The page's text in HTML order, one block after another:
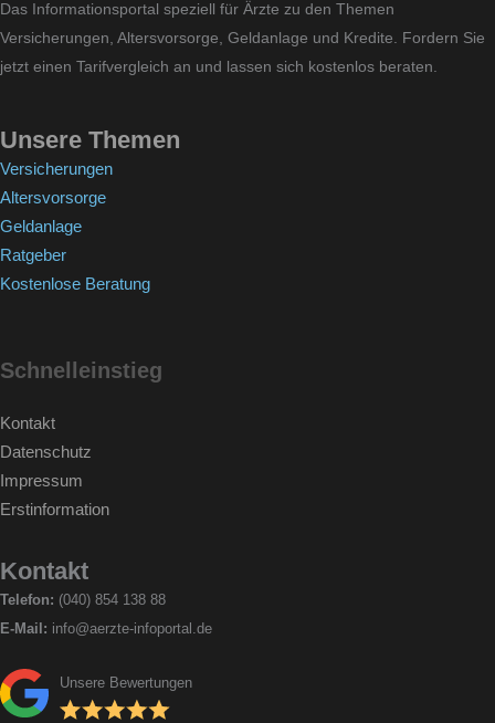
Das Informationsportal speziell für Ärzte zu den Themen
Versicherungen, Altersvorsorge, Geldanlage und Kredite. Fordern Sie
jetzt einen Tarifvergleich an und lassen sich kostenlos beraten.
Unsere Themen
Versicherungen
Altersvorsorge
Geldanlage
Ratgeber
Kostenlose Beratung
Schnelleinstieg
Kontakt
Datenschutz
Impressum
Erstinformation
Kontakt
Telefon: (040) 854 138 88
E-Mail: info@aerzte-infoportal.de
Unsere Bewertungen